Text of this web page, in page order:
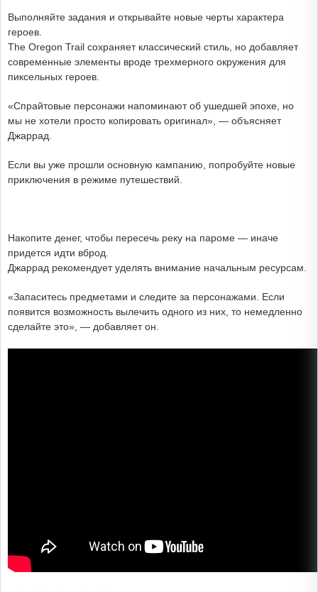
Выполняйте задания и открывайте новые черты характера
героев.
The Oregon Trail сохраняет классический стиль, но добавляет
современные элементы вроде трехмерного окружения для
пиксельных героев.
«Спрайтовые персонажи напоминают об ушедшей эпохе, но
мы не хотели просто копировать оригинал», — объясняет
Джаррад.
Если вы уже прошли основную кампанию, попробуйте новые
приключения в режиме путешествий.
Накопите денег, чтобы пересечь реку на пароме — иначе
придется идти вброд.
Джаррад рекомендует уделять внимание начальным ресурсам.
«Запаситесь предметами и следите за персонажами. Если
появится возможность вылечить одного из них, то немедленно
сделайте это», — добавляет он.